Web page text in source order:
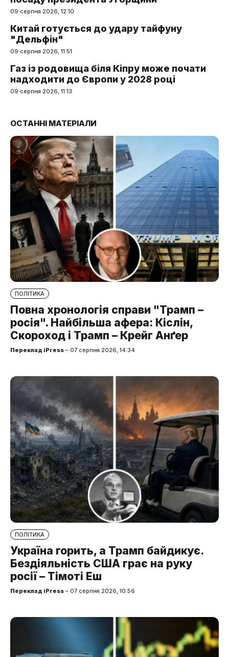
09 серпня 2026, 12:10
Китай готується до удару тайфуну
"Дельфін"
09 серпня 2026, 11:51
Газ із родовища біля Кіпру може почати
надходити до Європи у 2028 році
09 серпня 2026, 11:13
ОСТАННІ МАТЕРІАЛИ
ПОЛІТИКА
Повна хронологія справи "Трамп –
росія". Найбільша афера: Кіслін,
Скороход і Трамп – Крейг Анґер
Переклад iPress – 07 серпня 2026, 14:34
ПОЛІТИКА
Україна горить, а Трамп байдикує.
Бездіяльність США грає на руку
росії – Тімоті Еш
Переклад iPress – 07 серпня 2026, 10:56